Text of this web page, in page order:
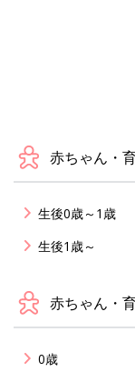
赤ちゃん・
生後0歳～1歳
生後1歳～
赤ちゃん・
0歳